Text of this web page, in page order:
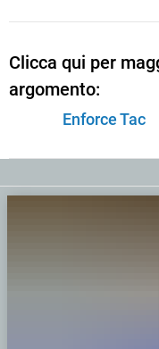
Clicca qui per
argomento:
Enforce Tac